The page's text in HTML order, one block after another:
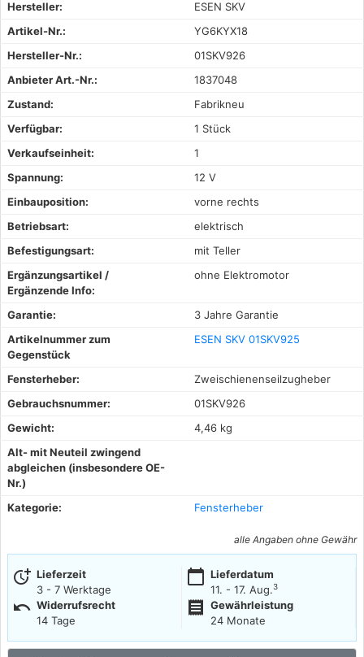
Hersteller:
ESEN SKV
Artikel-Nr.:
YG6KYX18
Hersteller-Nr.:
01SKV926
Anbieter Art.-Nr.:
1837048
Zustand:
Fabrikneu
Verfügbar:
1 Stück
Verkaufseinheit:
1
Spannung:
12 V
Einbauposition:
vorne rechts
Betriebsart:
elektrisch
Befestigungsart:
mit Teller
Ergänzungsartikel /
Ergänzende Info:
ohne Elektromotor
Garantie:
3 Jahre Garantie
Artikelnummer zum
Gegenstück
ESEN SKV 01SKV925
Fensterheber:
Zweischienenseilzugheber
Gebrauchsnummer:
01SKV926
Gewicht:
4,46 kg
Alt- mit Neuteil zwingend
abgleichen (insbesondere OE-
Nr.)
Kategorie:
Fensterheber
alle Angaben ohne Gewähr
more_time Lieferzeit
3 - 7 Werktage
calendar_today Lieferdatum
11. - 17. Aug.3
undo Widerrufsrecht
14 Tage
receipt
Gewährleistung
24 Monate